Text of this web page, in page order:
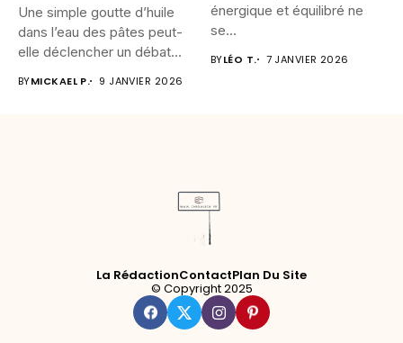
Une simple goutte d’huile
dans l’eau des pâtes peut-
elle déclencher un débat...
BYMICKAEL P. 9 JANVIER 2026
énergique et équilibré ne
se...
BYLÉO T. 7 JANVIER 2026
La RédactionContactPlan Du Site
© Copyright 2025